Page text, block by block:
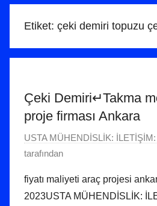
Etiket: çeki demiri topuzu
Çeki Demiri↵Takma
proje firması Ankara
3
1
ğ
u
USTA MÜHENDİSLİK:
tarafından
fiyatı maliyeti araç projesi
2023USTA MÜHENDİSLİK: